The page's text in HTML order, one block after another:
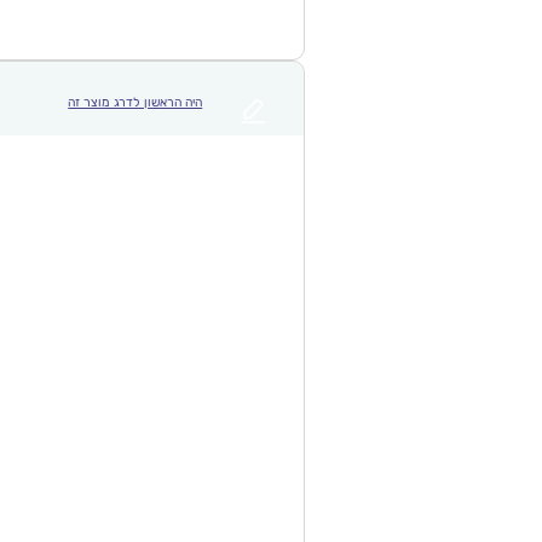
היה הראשון לדרג מוצר זה